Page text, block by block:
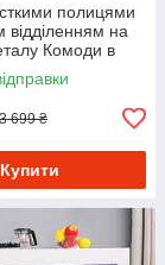
полицями
відділенням на
Комоди в
3 699 ₴
Купити